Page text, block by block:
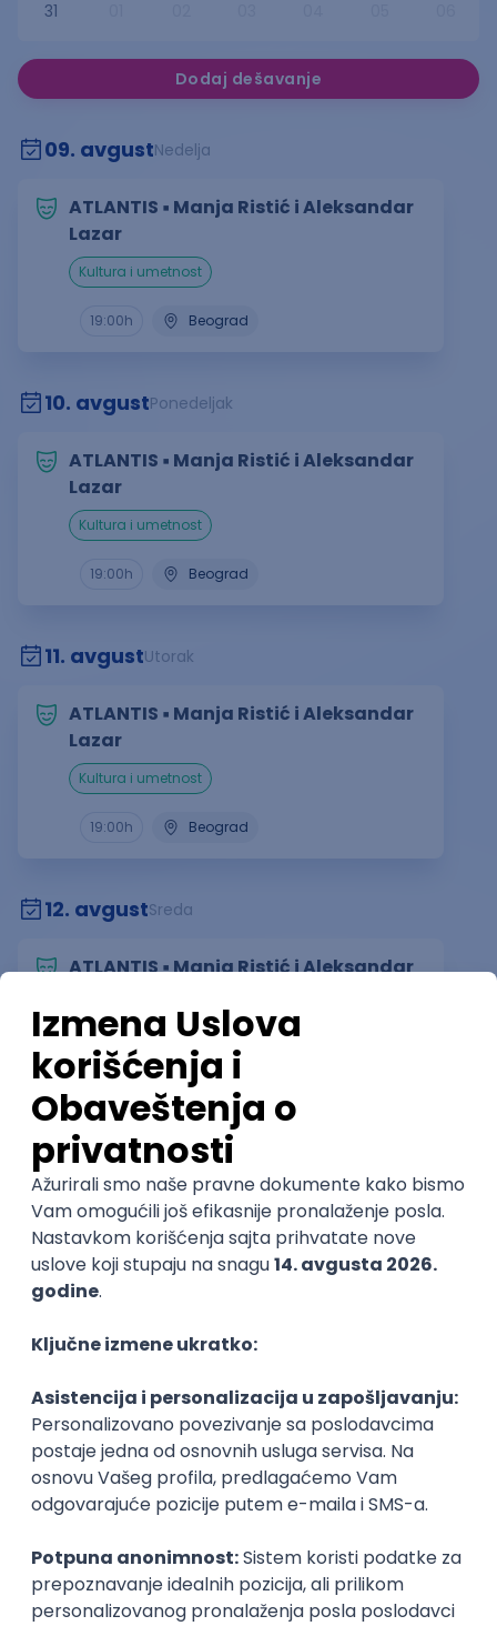
31
Dodaj dešavanje
09. avgustNedelja
ATLANTIS ▪︎ Manja Ristić i Aleksandar
Lazar
kultura i umetnost
19:00h Beograd
10. avgustPonedeljak
ATLANTIS ▪︎ Manja Ristić i Aleksandar
Lazar
kultura i umetnost
19:00h Beograd
11. avgustUtorak
ATLANTIS ▪︎ Manja Ristić i Aleksandar
Lazar
kultura i umetnost
19:00h Beograd
12. avgustSreda
ATLANTIS ▪︎ Manja Ristić i Aleksandar
kultura i umetnost
19:00h Beograd
13. avgustČetvrtak
ATLANTIS ▪︎ Manja Ristić i Aleksandar
Lazar
kultura i umetnost
19:00 Beograd
14. avgustPetak
ATLANTIS ▪︎ Manja Ristić i Aleksandar
Lazar
19:00h Beograd